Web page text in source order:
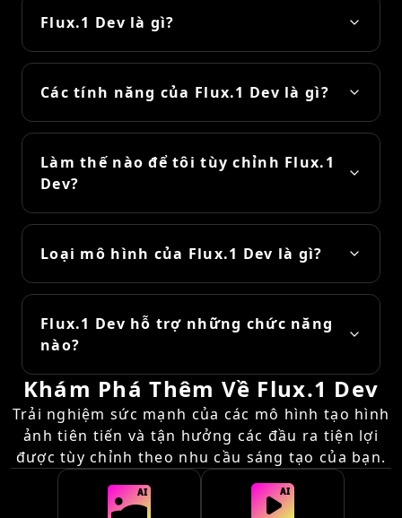
Flux.1 Dev là gì?
Các tính năng của Flux.1 Dev là gì?
Làm thế nào để tôi tùy chỉnh Flux.1
Dev?
Loại mô hình của Flux.1 Dev là gì?
Flux.1 Dev hỗ trợ những chức năng
nào?
Khám Phá Thêm Về Flux.1 Dev
Trải nghiệm sức mạnh của các mô hình tạo hình
ảnh tiên tiến và tận hưởng các đầu ra tiện lợi
được tùy chỉnh theo nhu cầu sáng tạo của bạn.